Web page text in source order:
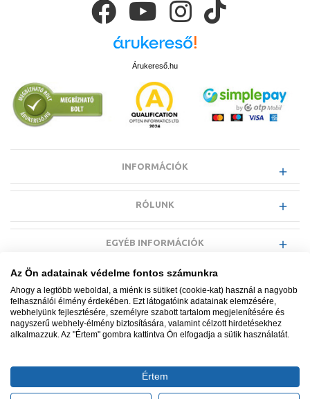
Árukereső.hu
INFORMÁCIÓK
RÓLUNK
EGYÉB INFORMÁCIÓK
87052/2015.
Ügyfélszolgálat: +36 1 700 3500
Az Ön adatainak védelme fontos számunkra
Ahogy a legtöbb weboldal, a miénk is sütiket (cookie-kat) használ a nagyobb
felhasználói élmény érdekében. Ezt látogatóink adatainak elemzésére,
webhelyünk fejlesztésére, személyre szabott tartalom megjelenítésére és
nagyszerű webhely-élmény biztosítására, valamint célzott hirdetésekhez
alkalmazzuk. Az "Értem" gombra kattintva Ön elfogadja a sütik használatát.
Értem